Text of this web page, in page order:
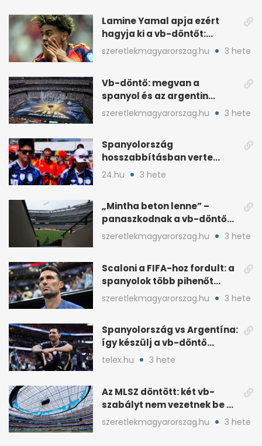
Lamine Yamal apja ezért
hagyja ki a vb-döntőt:
otthonról szurkol
szeretlekmagyarorszag.hu 3 hete
Vb-döntő: megvan a
spanyol és az argentin
kezdő, Montiel bekerült
szeretlekmagyarorszag.hu 3 hete
Spanyolország
hosszabbításban verte
Argentínát: Ferran Torres
24.hu 3 hete
„Mintha beton lenne” –
panaszkodnak a vb-döntő
MetLife-pályájára
szeretlekmagyarorszag.hu 3 hete
Scaloni a FIFA-hoz fordult: a
spanyolok több pihenőt
kaptak a vb-döntőre
szeretlekmagyarorszag.hu 3 hete
Spanyolország vs Argentína:
így készülj a vb-döntő
taktikai csatájára
telex.hu 3 hete
Az MLSZ döntött: két vb-
szabályt nem vezetnek be az
NB I-ben
szeretlekmagyarorszag.hu 3 hete